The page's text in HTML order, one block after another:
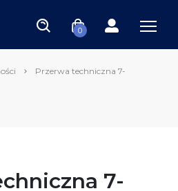
0
Przerwa techniczna 7-
7-